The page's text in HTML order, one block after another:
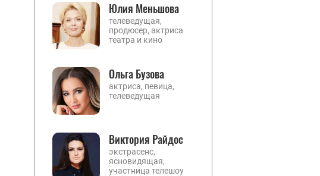
Юлия Меньшова
телеведущая,
продюсер, актриса
театра и кино
Ольга Бузова
актриса, певица,
телеведущая
Виктория Райдос
экстрасенс,
ясновидящая,
участница телешоу